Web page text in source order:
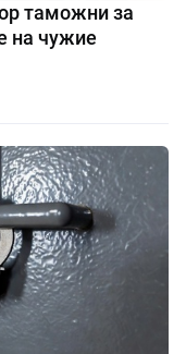
таможни за
на чужие